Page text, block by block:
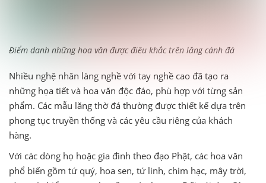
Điểm danh những hoa văn được điêu khắc trên lăng cánh đá
Nhiều nghệ nhân làng nghề với tay nghề cao đã tạo ra
những họa tiết và hoa văn độc đáo, phù hợp với từng sản
phẩm. Các mẫu lăng thờ đá thường được thiết kế dựa trên
phong tục truyền thống và các yêu cầu riêng của khách
hàng.
Với các dòng họ hoặc gia đình theo đạo Phật, các hoa văn
phổ biến gồm tứ quý, hoa sen, tứ linh, chim hạc, mây trời,